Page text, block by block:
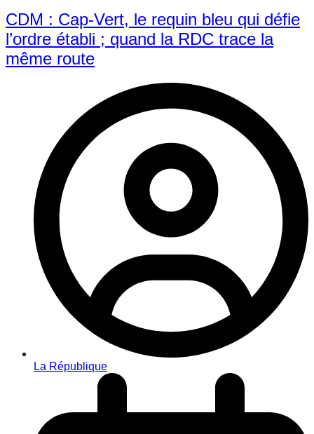
CDM : Cap-Vert, le requin bleu qui défie
l’ordre établi ; quand la RDC trace la
même route
La République